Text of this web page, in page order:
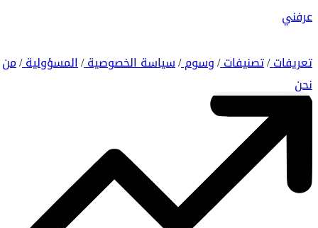
عرفني
تعريفات/ تصنيفات/ وسوم/ سياسة الخصوصية/ المسؤولية/ من
نحن